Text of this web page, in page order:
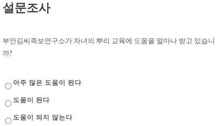
설문조사
부안김씨족보연구소가 자녀의 뿌리 교육에 도움을 얼마나 받고 있습니
까?
아주 많은 도움이 된다
도움이 된다
도움이 되지 않는다